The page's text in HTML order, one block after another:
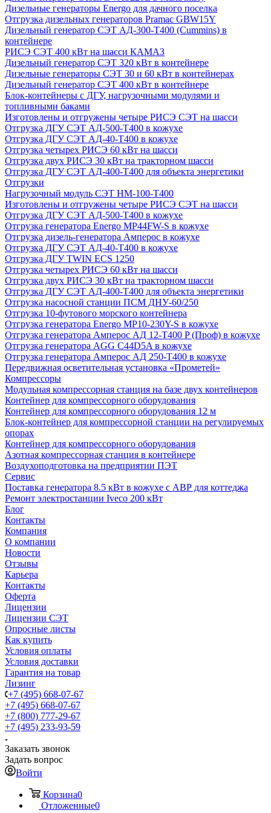
Дизельные генераторы Energo для дачного поселка
Отгрузка дизельных генераторов Pramac GВW15Y
Дизельный генератор СЭТ АД-300-Т400 (Cummins) в
контейнере
РИСЭ СЭТ 400 кВт на шасси КАМАЗ
Дизельный генератор СЭТ 320 кВт в контейнере
Дизельные генераторы СЭТ 30 и 60 кВт в контейнерах
Дизельный генератор СЭТ 400 кВт в контейнере
Блок-контейнеры с ДГУ, нагрузочными модулями и
топливными баками
Изготовлены и отгружены четыре РИСЭ СЭТ на шасси
Отгрузка ДГУ СЭТ АД-500-Т400 в кожухе
Отгрузка ДГУ СЭТ АД-40-Т400 в кожухе
Отгрузка четырех РИСЭ 60 кВт на шасси
Отгрузка двух РИСЭ 30 кВт на тракторном шасси
Отгрузка ДГУ СЭТ АД-400-Т400 для объекта энергетики
Отгрузки
Нагрузочный модуль СЭТ НМ-100-Т400
Изготовлены и отгружены четыре РИСЭ СЭТ на шасси
Отгрузка ДГУ СЭТ АД-500-Т400 в кожухе
Отгрузка генератора Energo MP44FW-S в кожухе
Отгрузка дизель-генератора Амперос в кожухе
Отгрузка ДГУ СЭТ АД-40-Т400 в кожухе
Отгрузка ДГУ TWIN ECS 1250
Отгрузка четырех РИСЭ 60 кВт на шасси
Отгрузка двух РИСЭ 30 кВт на тракторном шасси
Отгрузка ДГУ СЭТ АД-400-Т400 для объекта энергетики
Отгрузка насосной станции ПСМ ДНУ-60/250
Отгрузка 10-футового морского контейнера
Отгрузка генератора Energo MP10-230Y-S в кожухе
Отгрузка генератора Амперос АД 12-Т400 P (Проф) в кожухе
Отгрузка генератора AGG C44D5A в кожухе
Отгрузка генератора Амперос АД 250-Т400 в кожухе
Передвижная осветительная установка «Прометей»
Компрессоры
Модульная компрессорная станция на базе двух контейнеров
Контейнер для компрессорного оборудования
Контейнер для компрессорного оборудования 12 м
Блок-контейнер для компрессорной станции на регулируемых
опорах
Контейнер для компрессорного оборудования
Азотная компрессорная станция в контейнере
Воздухоподготовка на предприятии ПЭТ
Сервис
Поставка генератора 8.5 кВт в кожухе с АВР для коттеджа
Ремонт электростанции Iveco 200 кВт
Блог
Контакты
Компания
О компании
Новости
Отзывы
Карьера
Контакты
Оферта
Лицензии
Лицензии СЭТ
Опросные листы
Как купить
Условия оплаты
Условия доставки
Гарантия на товар
Лизинг
+7 (495) 668-07-67
+7 (495) 668-07-67
+7 (800) 777-29-67
+7 (495) 233-93-59
Заказать звонок
Задать вопрос
Войти
Корзина0
Отложенные0